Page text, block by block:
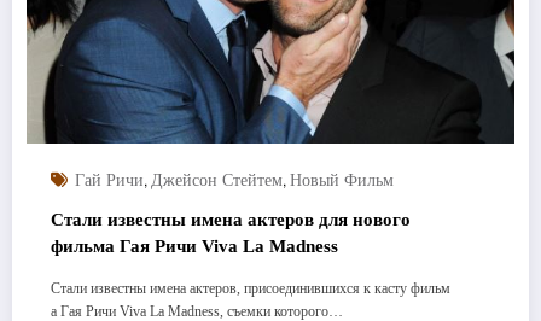
Гай Ричи, Джейсон Стейтем, Новый Фильм
Стали известны имена актеров для нового
фильма Гая Ричи Viva La Madness
Стали известны имена актеров, присоединившихся к касту фильм
а Гая Ричи Viva La Madness, съемки которого…